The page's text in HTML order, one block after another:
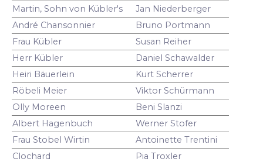
Martin, Sohn von Kübler's
Jan Niederberger
André Chansonnier
Bruno Portmann
Frau Kübler
Susan Reiher
Herr Kübler
Daniel Schawalder
Heiri Bäuerlein
Kurt Scherrer
Röbeli Meier
Viktor Schürmann
Olly Moreen
Beni Slanzi
Albert Hagenbuch
Werner Stofer
Frau Stobel Wirtin
Antoinette Trentini
Clochard
Pia Troxler